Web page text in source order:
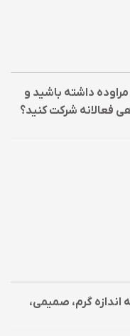
مراوده داشته باشید و
فعالانه شرکت کنید؟
اندازه گرم، صمیمی،